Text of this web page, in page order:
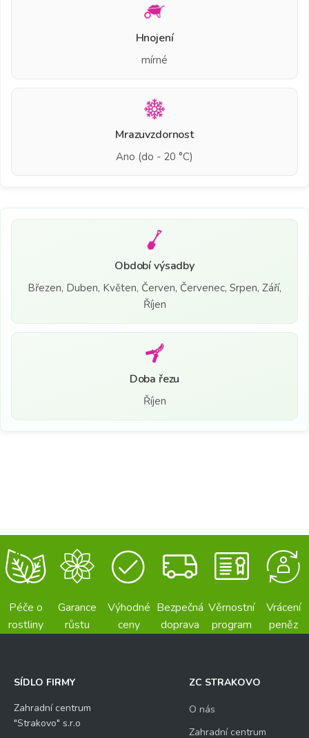
Hnojení
mírné
Mrazuvzdornost
Ano (do - 20 °C)
Období výsadby
Březen, Duben, Květen, Červen, Červenec, Srpen, Září,
Říjen
Doba řezu
Říjen
Péče o
rostliny
Garance
růstu
Výhodné
ceny
Bezpečná
doprava
Věrnostní
program
Vrácení
peněz
SÍDLO FIRMY
Zahradní centrum
"Strakovo" s.r.o
ZC STRAKOVO
O nás
Zahradní centrum